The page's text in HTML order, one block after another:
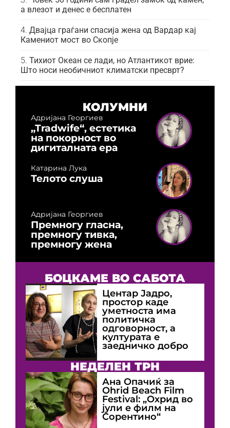
а влезот и денес е бесплатен
Двајца граѓани спасија жена од Вардар кај
Камениот мост во Скопје
Тихиот Океан се лади, но Атлантикот врие:
Што носи необичниот климатски пресврт?
КОЛУМНИ
Адријана Георгиев
„Tradwife“, естетика
на покорност во
дигиталната ера
Катарина Лука
Телото слуша
Адријана Георгиев
Премногу гласна,
премногу тивка,
премногу жена
БОЦКАМЕ ВО САБОТА
Центар Јадро,
простор каде
уметноста има
политичка
одговорност, а
културата е
заедничко добро
НЕДЕЛЕН ТРН
Ана Опачиќ за
Оhrid Beach Film
Festival: „Охрид во
јули е филм на
Сорентино“